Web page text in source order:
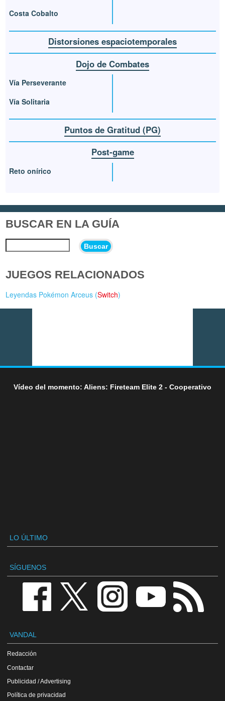
Costa Cobalto
Distorsiones espaciotemporales
Dojo de Combates
Vía Perseverante
Vía Solitaria
Puntos de Gratitud (PG)
Post-game
Reto onírico
BUSCAR EN LA GUÍA
Buscar
JUEGOS RELACIONADOS
Leyendas Pokémon Arceus (Switch)
Vídeo del momento: Aliens: Fireteam Elite 2 - Cooperativo
LO ÚLTIMO
SÍGUENOS
VANDAL
Redacción
Contactar
Publicidad / Advertising
Política de privacidad